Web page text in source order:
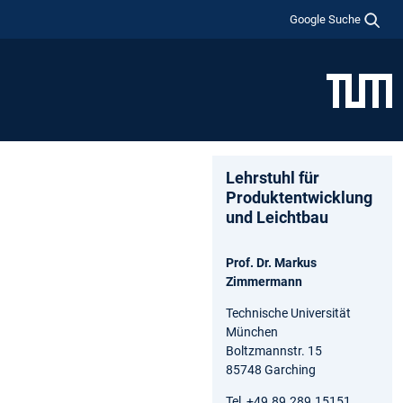
Google Suche
Lehrstuhl für
Produktentwicklung
und Leichtbau
Prof. Dr. Markus
Zimmermann
Technische Universität
München
Boltzmannstr. 15
85748 Garching